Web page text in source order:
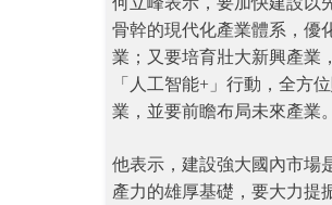
骨幹的現代化產業體系，優
業；又要培育壯大新興產業
「人工智能+」行動，全方
業，並要前瞻布局未來產業。
他表示，建設強大國內市場
產力的雄厚基礎，要大力提